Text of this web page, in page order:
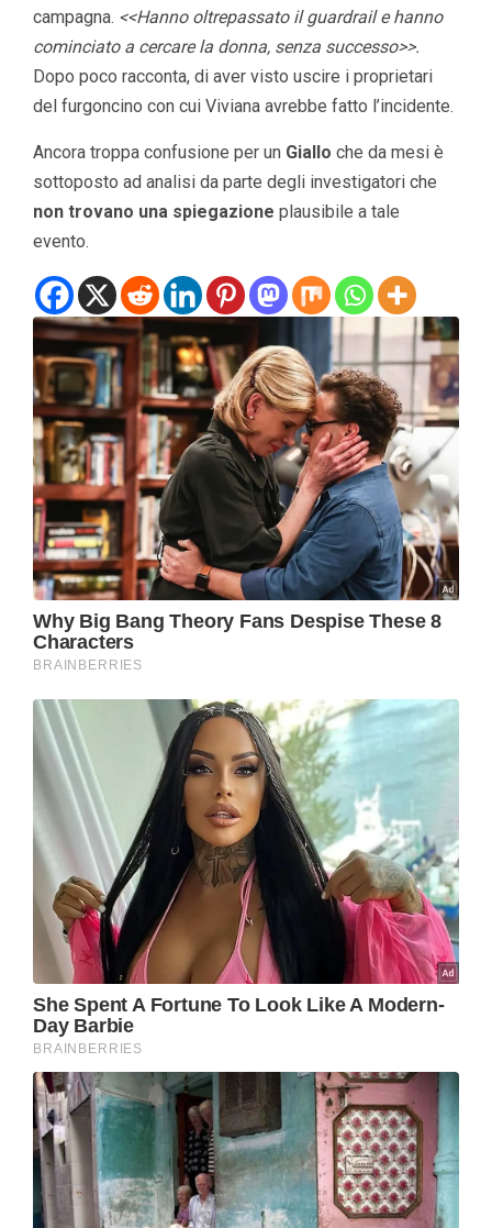
campagna. <<Hanno oltrepassato il guardrail e hanno
cominciato a cercare la donna, senza successo>>.
Dopo poco racconta, di aver visto uscire i proprietari
del furgoncino con cui Viviana avrebbe fatto l’incidente.
Ancora troppa confusione per un Giallo che da mesi è
sottoposto ad analisi da parte degli investigatori che
non trovano una spiegazione plausibile a tale
evento.